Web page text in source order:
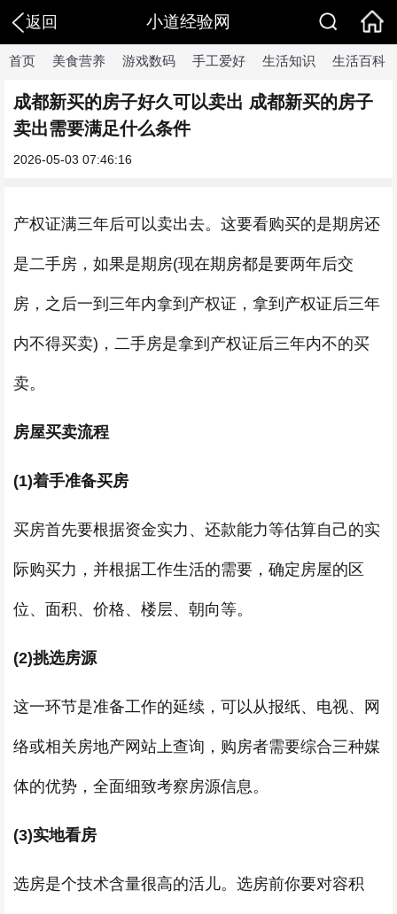
返回 小道经验网
首页 美食营养 游戏数码 手工爱好 生活知识 生活百科
成都新买的房子好久可以卖出 成都新买的房子
卖出需要满足什么条件
2026-05-03 07:46:16
产权证满三年后可以卖出去。这要看购买的是期房还
是二手房，如果是期房(现在期房都是要两年后交
房，之后一到三年内拿到产权证，拿到产权证后三年
内不得买卖)，二手房是拿到产权证后三年内不的买
卖。
房屋买卖流程
(1)着手准备买房
买房首先要根据资金实力、还款能力等估算自己的实
际购买力，并根据工作生活的需要，确定房屋的区
位、面积、价格、楼层、朝向等。
(2)挑选房源
这一环节是准备工作的延续，可以从报纸、电视、网
络或相关房地产网站上查询，购房者需要综合三种媒
体的优势，全面细致考察房源信息。
(3)实地看房
选房是个技术含量很高的活儿。选房前你要对容积